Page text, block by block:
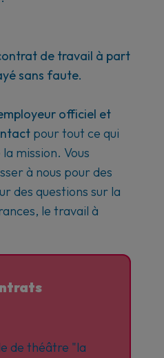
de travail à part
sans faute.
officiel et
pour tout ce qui
mission. Vous
à nous pour des
des questions sur la
le travail à
de théâtre "la